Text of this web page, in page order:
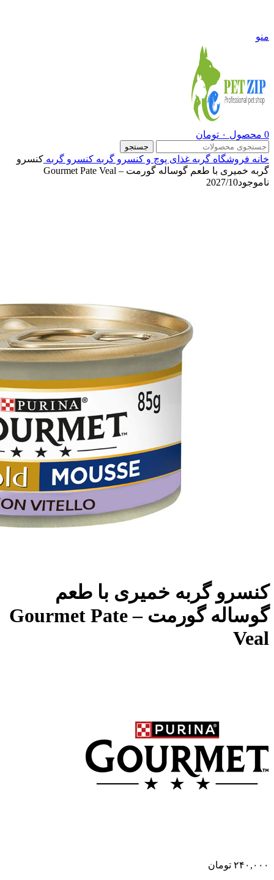
منو
0 محصول ۰ تومان
جستجو
خانه فروشگاه گربه غذای پوچ و کنسرو گربه کنسرو گربه کنسرو
گربه خمیری با طعم گوساله گورمت – Gourmet Pate Veal
ناموجود2027/10
کنسرو گربه خمیری با طعم
گوساله گورمت – Gourmet Pate
Veal
۲۴۰,۰۰۰ تومان